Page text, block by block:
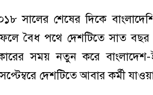
সালের শেষের দিকে বাংলাদেশি
বৈধ পথে দেশটিতে সাত বছর
সময় নতুন করে
দেশটিতে আবার কর্মী